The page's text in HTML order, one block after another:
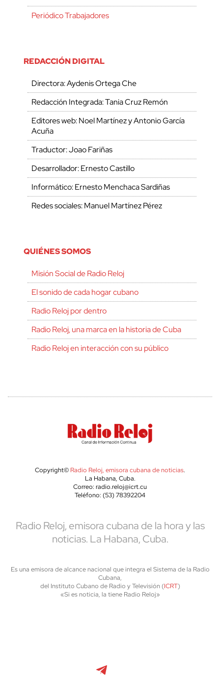
Periódico Trabajadores
REDACCIÓN DIGITAL
Directora: Aydenis Ortega Che
Redacción Integrada: Tania Cruz Remón
Editores web: Noel Martínez y Antonio García
Acuña
Traductor: Joao Fariñas
Desarrollador: Ernesto Castillo
Informático: Ernesto Menchaca Sardiñas
Redes sociales: Manuel Martínez Pérez
QUIÉNES SOMOS
Misión Social de Radio Reloj
El sonido de cada hogar cubano
Radio Reloj por dentro
Radio Reloj, una marca en la historia de Cuba
Radio Reloj en interacción con su público
Copyright© Radio Reloj, emisora cubana de noticias.
La Habana, Cuba.
Correo: radio.reloj@icrt.cu
Teléfono: (53) 78392204
Radio Reloj, emisora cubana de la hora y las
noticias. La Habana, Cuba.
Es una emisora de alcance nacional que integra el Sistema de la Radio
Cubana,
del Instituto Cubano de Radio y Televisión (ICRT)
«Si es noticia, la tiene Radio Reloj»